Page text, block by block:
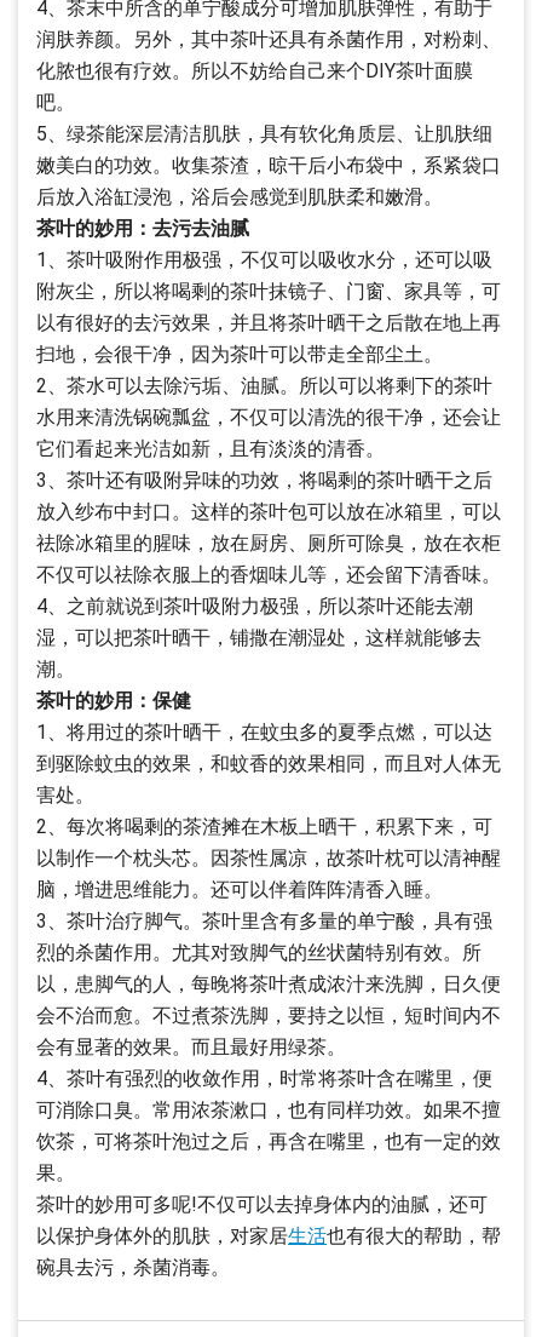
4、茶末中所含的单宁酸成分可增加肌肤弹性，有助于
润肤养颜。另外，其中茶叶还具有杀菌作用，对粉刺、
化脓也很有疗效。所以不妨给自己来个DIY茶叶面膜
吧。
5、绿茶能深层清洁肌肤，具有软化角质层、让肌肤细
嫩美白的功效。收集茶渣，晾干后小布袋中，系紧袋口
后放入浴缸浸泡，浴后会感觉到肌肤柔和嫩滑。
茶叶的妙用：去污去油腻
1、茶叶吸附作用极强，不仅可以吸收水分，还可以吸
附灰尘，所以将喝剩的茶叶抹镜子、门窗、家具等，可
以有很好的去污效果，并且将茶叶晒干之后散在地上再
扫地，会很干净，因为茶叶可以带走全部尘土。
2、茶水可以去除污垢、油腻。所以可以将剩下的茶叶
水用来清洗锅碗瓢盆，不仅可以清洗的很干净，还会让
它们看起来光洁如新，且有淡淡的清香。
3、茶叶还有吸附异味的功效，将喝剩的茶叶晒干之后
放入纱布中封口。这样的茶叶包可以放在冰箱里，可以
祛除冰箱里的腥味，放在厨房、厕所可除臭，放在衣柜
不仅可以祛除衣服上的香烟味儿等，还会留下清香味。
4、之前就说到茶叶吸附力极强，所以茶叶还能去潮
湿，可以把茶叶晒干，铺撒在潮湿处，这样就能够去
潮。
茶叶的妙用：保健
1、将用过的茶叶晒干，在蚊虫多的夏季点燃，可以达
到驱除蚊虫的效果，和蚊香的效果相同，而且对人体无
害处。
2、每次将喝剩的茶渣摊在木板上晒干，积累下来，可
以制作一个枕头芯。因茶性属凉，故茶叶枕可以清神醒
脑，增进思维能力。还可以伴着阵阵清香入睡。
3、茶叶治疗脚气。茶叶里含有多量的单宁酸，具有强
烈的杀菌作用。尤其对致脚气的丝状菌特别有效。所
以，患脚气的人，每晚将茶叶煮成浓汁来洗脚，日久便
会不治而愈。不过煮茶洗脚，要持之以恒，短时间内不
会有显著的效果。而且最好用绿茶。
4、茶叶有强烈的收敛作用，时常将茶叶含在嘴里，便
可消除口臭。常用浓茶漱口，也有同样功效。如果不擅
饮茶，可将茶叶泡过之后，再含在嘴里，也有一定的效
果。
茶叶的妙用可多呢!不仅可以去掉身体内的油腻，还可
以保护身体外的肌肤，对家居生活也有很大的帮助，帮
碗具去污，杀菌消毒。